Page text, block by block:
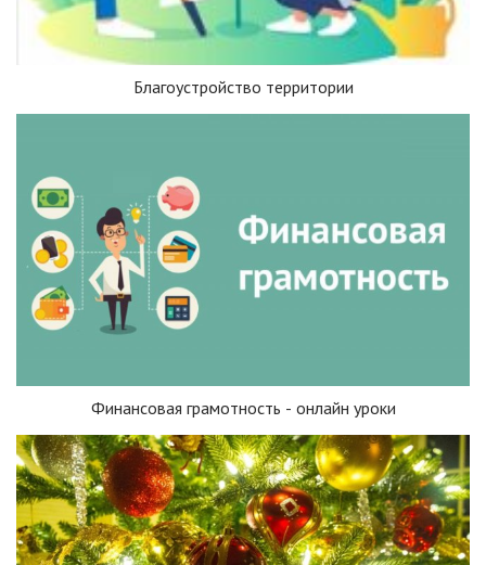
Благоустройство территории
Финансовая грамотность - онлайн уроки